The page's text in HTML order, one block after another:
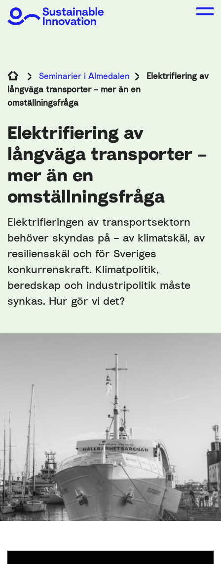
Seminarier i Almedalen
Elektrifiering av
långväga transporter – mer än en
omställningsfråga
Elektrifiering av
långväga transporter –
mer än en
omställningsfråga
Elektrifieringen av transportsektorn
behöver skyndas på – av klimatskäl, av
resiliensskäl och för Sveriges
konkurrenskraft. Klimatpolitik,
beredskap och industripolitik måste
synkas. Hur gör vi det?